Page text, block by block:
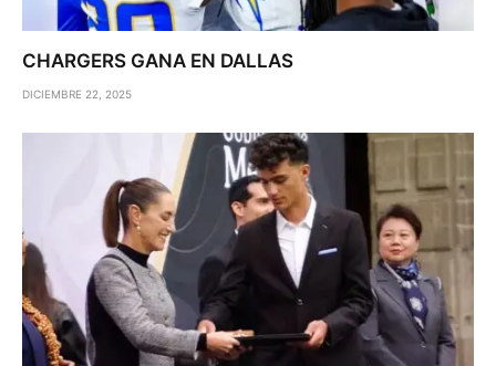
CHARGERS GANA EN DALLAS
DICIEMBRE 22, 2025